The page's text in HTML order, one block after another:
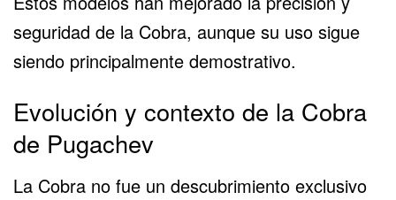
seguridad de la Cobra, aunque su uso sigue
siendo principalmente demostrativo.
Evolución y contexto de la Cobra
de Pugachev
La Cobra no fue un descubrimiento exclusivo